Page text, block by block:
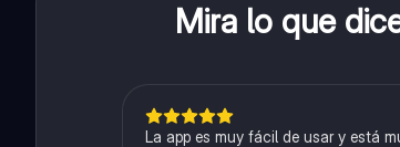
Mira lo que
La app es muy fácil de usar y está